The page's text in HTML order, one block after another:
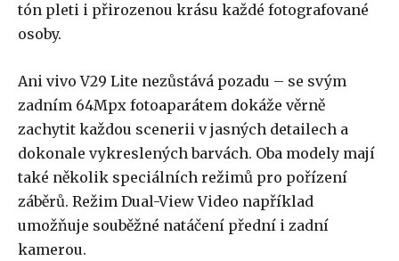
tón pleti i přirozenou krásu každé fotografované
osoby.
Ani vivo V29 Lite nezůstává pozadu – se svým
zadním 64Mpx fotoaparátem dokáže věrně
zachytit každou scenerii v jasných detailech a
dokonale vykreslených barvách. Oba modely mají
také několik speciálních režimů pro pořízení
záběrů. Režim Dual-View Video například
umožňuje souběžné natáčení přední i zadní
kamerou.